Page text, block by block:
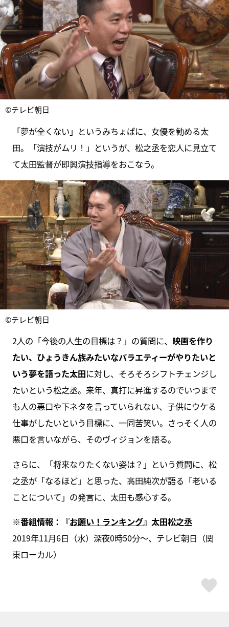
©テレビ朝日
「夢が全くない」というみちょぱに、女優を勧める太
田。「演技がムリ！」というが、松之丞を恋人に見立て
て太田監督が即興演技指導をおこなう。
©テレビ朝日
2人の「今後の人生の目標は？」の質問に、 映画を作り
たい、ひょうきん族みたいなバラエティーがやりたいと
いう夢を語った太田に対し、そろそろシフトチェンジし
たいという松之丞。来年、真打に昇進するのでいつまで
も人の悪口や下ネタを言っていられない、子供にウケる
仕事がしたいという目標に、一同苦笑い。さっそく人の
悪口を言いながら、そのヴィジョンを語る。
さらに、「将来なりたくない姿は？」という質問に、松
之丞が「なるほど」と思った、高田純次が語る「老いる
ことについて」の発言に、太田も感心する。
※番組情報：『お願い！ランキング』太田松之丞
2019年11月6日（水）深夜0時50分～、テレビ朝日（関
東ローカル）